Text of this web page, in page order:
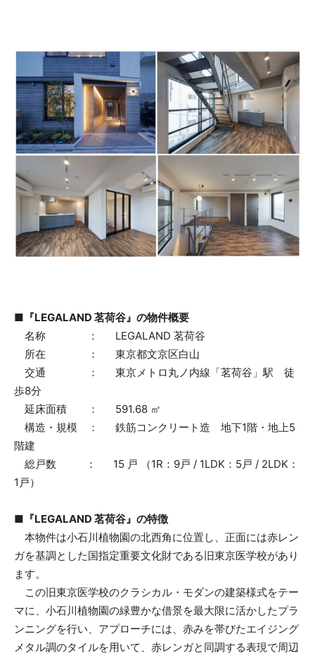
■『LEGALAND 茗荷谷』の物件概要
名称 ： LEGALAND 茗荷谷
所在 ： 東京都文京区白山
交通 ： 東京メトロ丸ノ内線「茗荷谷」駅 徒
歩8分
延床面積 ： 591.68 ㎡
構造・規模 ： 鉄筋コンクリート造 地下1階・地上5
階建
総戸数 ： 15 戸 （1R：9戸 / 1LDK：5戸 / 2LDK：
1戸）
■『LEGALAND 茗荷谷』の特徴
本物件は小石川植物園の北西角に位置し、正面には赤レン
ガを基調とした国指定重要文化財である旧東京医学校があり
ます。
この旧東京医学校のクラシカル・モダンの建築様式をテー
マに、小石川植物園の緑豊かな借景を最大限に活かしたプラ
ンニングを行い、アプローチには、赤みを帯びたエイジング
メタル調のタイルを用いて、赤レンガと同調する表現で周辺